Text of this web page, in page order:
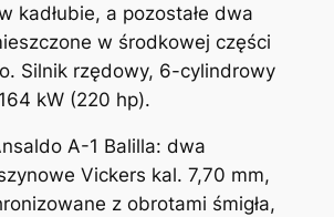
kadłubie, a pozostałe dwa
w środkowej części
Silnik rzędowy, 6-cylindrowy
kW (220 hp).
A-1 Balilla: dwa
Vickers kal. 7,70 mm,
z obrotami śmigła,